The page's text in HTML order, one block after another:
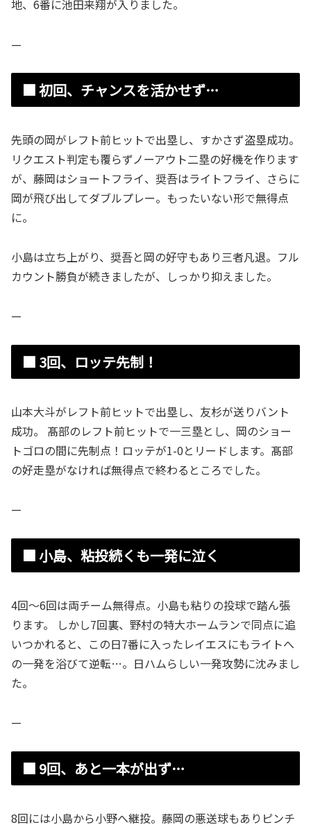
地、6番に池田来翔が入りました。
—
■ 初回、チャンスを活かせず…
先頭の岡がレフト前ヒットで出塁し、すかさず盗塁成功。
リクエスト判定も覆らずノーアウト二塁の好機を作ります
が、藤岡はショートフライ、奨吾はライトフライ、さらに
岡が飛び出してダブルプレー。もったいない形で無得点
に。
小島は立ち上がり、奨吾と岡の好守もあり三者凡退。フル
カウント勝負が続きましたが、しっかり抑えました。
—
■ 3回、ロッテ先制！
山本大斗がレフト前ヒットで出塁し、友杉が送りバント
成功。 髙部のレフト前ヒットで一三塁とし、岡のショー
トゴロの間に先制点！ロッテが1-0とリードします。髙部
の好走塁がなければ無得点で終わるところでした。
—
■ 小島、粘投続くも一発に泣く
4回～6回は両チーム無得点。小島も粘りの投球で踏ん張
ります。 しかし7回裏、野村の特大ホームランで同点に追
いつかれると、この日7番に入ったレイエスにもライトへ
の一発を浴びて逆転…。日ハムらしい一発攻勢に沈みまし
た。
—
■ 9回、あと一本が出ず…
8回には小島から小野へ継投。藤岡の悪送球もありピンチ